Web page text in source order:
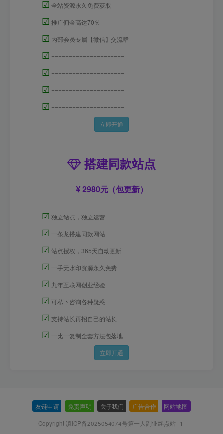
☑ 全站资源永久免费获取
☑ 推广佣金高达70％
☑ 内部会员专属【微信】交流群
☑ =====================
☑ =====================
☑ =====================
☑ =====================
立即开通
搭建同款站点
2980元（包更新）
☑ 独立站点，独立运营
☑ 一条龙搭建同款网站
☑ 站点授权，365天自动更新
☑ 一手无水印资源永久免费
☑ 九年互联网创业经验
☑ 可私下咨询各种疑惑
☑ 支持站长再招自己的站长
☑ 一比一复制全套方法包落地
立即开通
友链申请 免责声明 关于我们 广告合作 网站地图
Copyright 滇ICP备2025054074号第一人副业终点站--1